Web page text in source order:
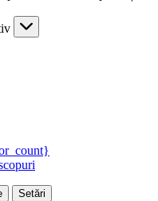
Setări